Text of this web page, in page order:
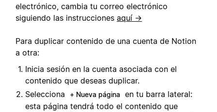
electrónico, cambia tu correo electrónico
siguiendo las instrucciones aquí →
Para duplicar contenido de una cuenta de Notion
a otra:
Inicia sesión en la cuenta asociada con el
contenido que deseas duplicar.
Selecciona
+ Nueva página
en tu barra lateral:
esta página tendrá todo el contenido que